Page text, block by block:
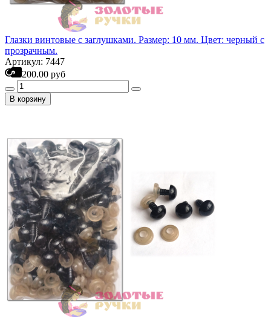
Глазки винтовые с заглушками. Размер: 10 мм. Цвет: черный с
прозрачным.
Артикул: 7447
200.00 руб
В корзину